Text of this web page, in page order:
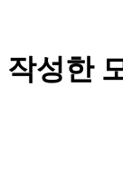
작성한